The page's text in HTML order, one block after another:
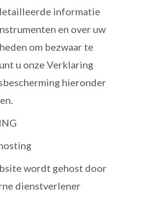
informatie
en over uw
om bezwaar te
u onze Verklaring
hieronder
wordt gehost door
dienstverlener